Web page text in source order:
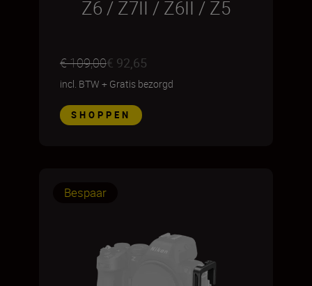
Z6 / Z7II / Z6II / Z5
€ 109,00€ 92,65
incl. BTW + Gratis bezorgd
SHOPPEN
Bespaar